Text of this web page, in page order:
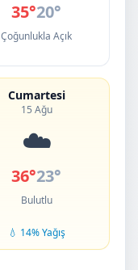
35°20°
Çoğunlukla Açık
Cumartesi
15 Ağu
☁️
36°23°
Bulutlu
💧 14% Yağış